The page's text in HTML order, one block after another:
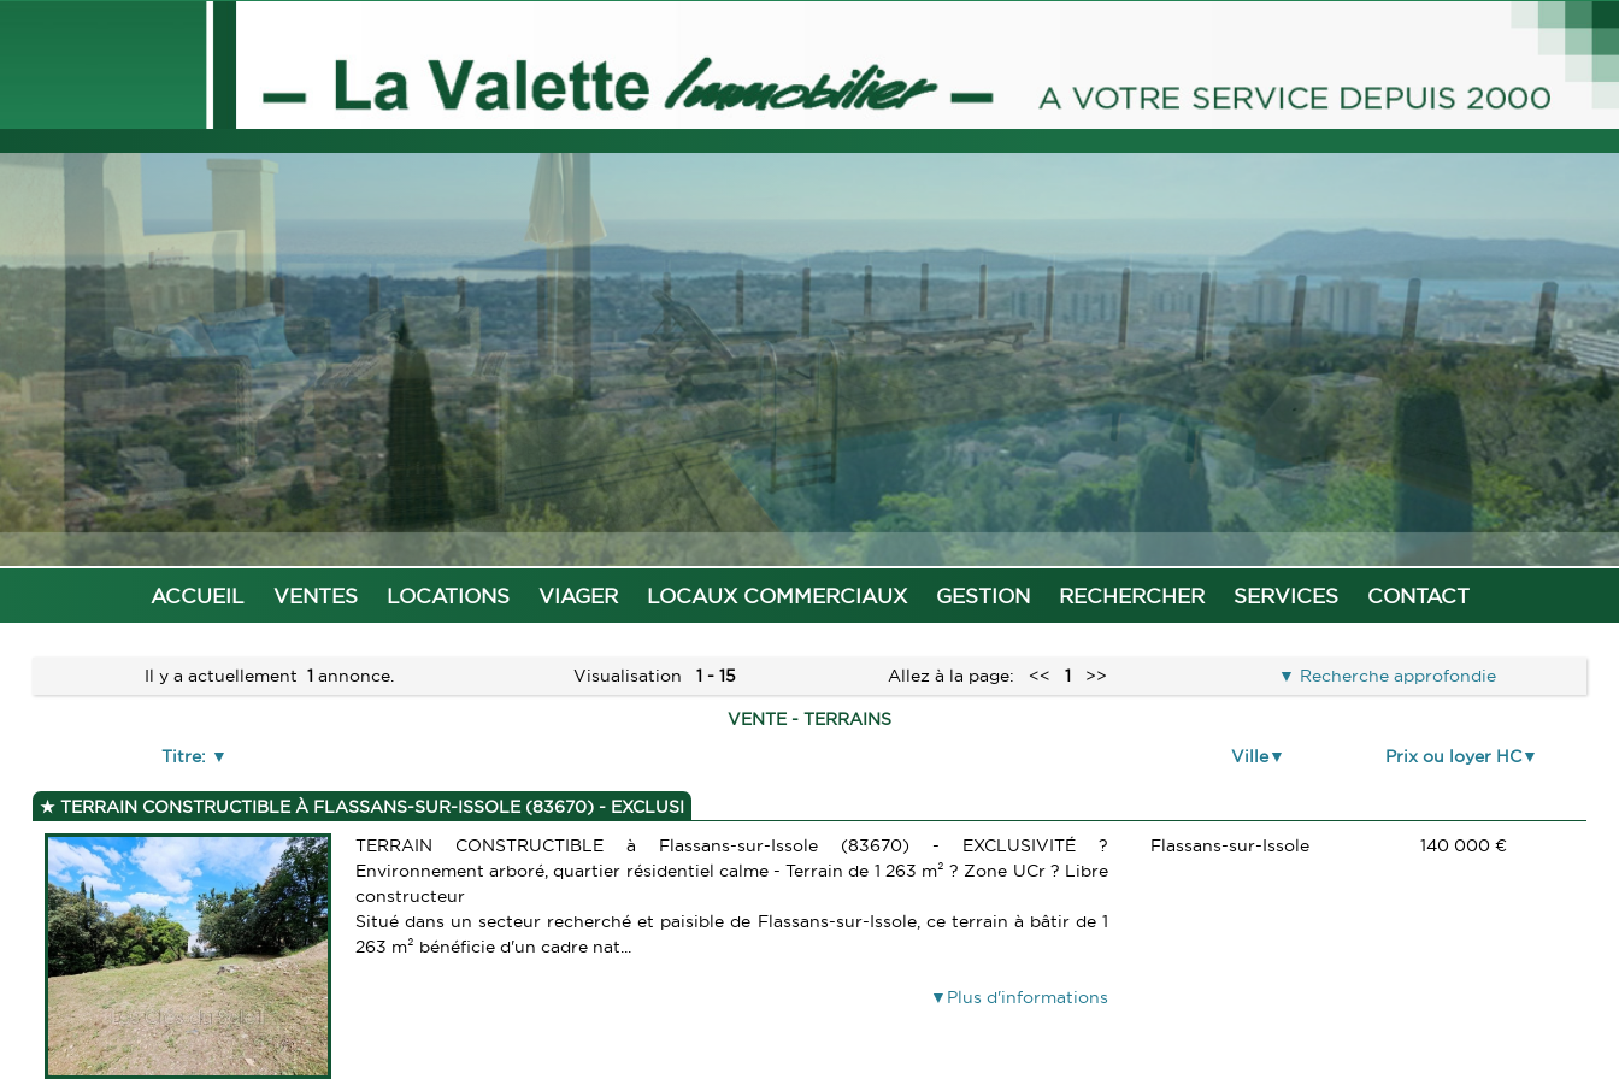
ACCUEIL VENTES LOCATIONS VIAGER LOCAUX COMMERCIAUX GESTION RECHERCHER SERVICES CONTACT
Il y a actuellement1annonce. Visualisation 1 - 15 Allez à la page: << 1 >>
Recherche approfondie
VENTE - TERRAINS
Titre:
Ville Prix ou loyer HC
TERRAIN CONSTRUCTIBLE À FLASSANS-SUR-ISSOLE (83670) - EXCLUSI
TERRAIN CONSTRUCTIBLE à Flassans-sur-Issole (83670) - EXCLUSIVITÉ ?
Environnement arboré, quartier résidentiel calme - Terrain de 1 263 m² ? Zone UCr ? Libre
constructeur
Situé dans un secteur recherché et paisible de Flassans-sur-Issole, ce terrain à bâtir de 1
263 m² bénéficie d'un cadre nat...
Plus d'informations
Flassans-sur-Issole 140 000 €